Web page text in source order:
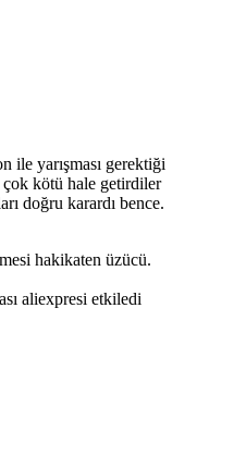
ile yarışması gerektiği
kötü hale getirdiler
doğru karardı bence.
hakikaten üzücü.
aliexpresi etkiledi